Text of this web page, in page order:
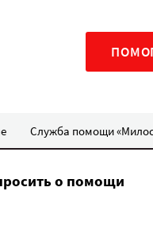
Служба помощи
о помощи